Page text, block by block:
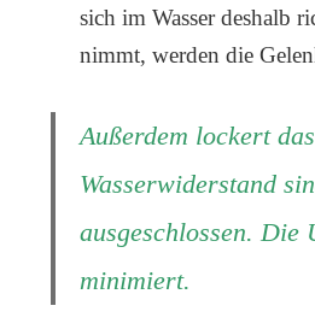
sich im Wasser deshalb
nimmt, werden die
Außerdem lockert
Wasserwiderstand
ausgeschlossen. Die
minimiert.